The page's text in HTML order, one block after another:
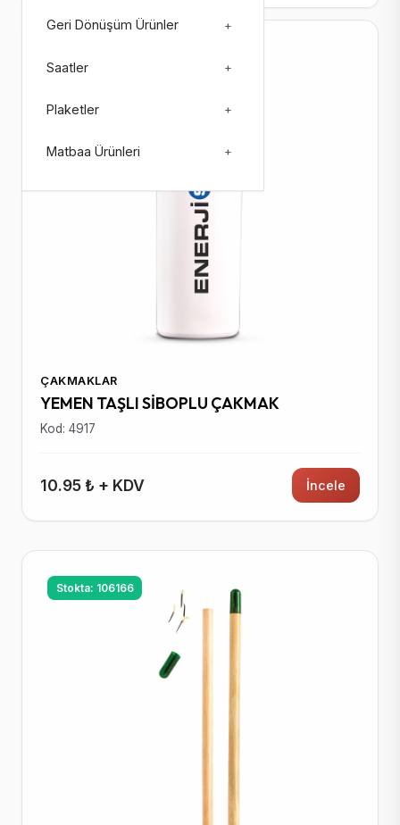
Geri Dönüşüm Ürünler +
Saatler +
Plaketler +
Matbaa Ürünleri +
ÇAKMAKLAR
YEMEN TAŞLI SİBOPLU ÇAKMAK
Kod: 4917
10.95 ₺ + KDV İncele
Stokta: 106166